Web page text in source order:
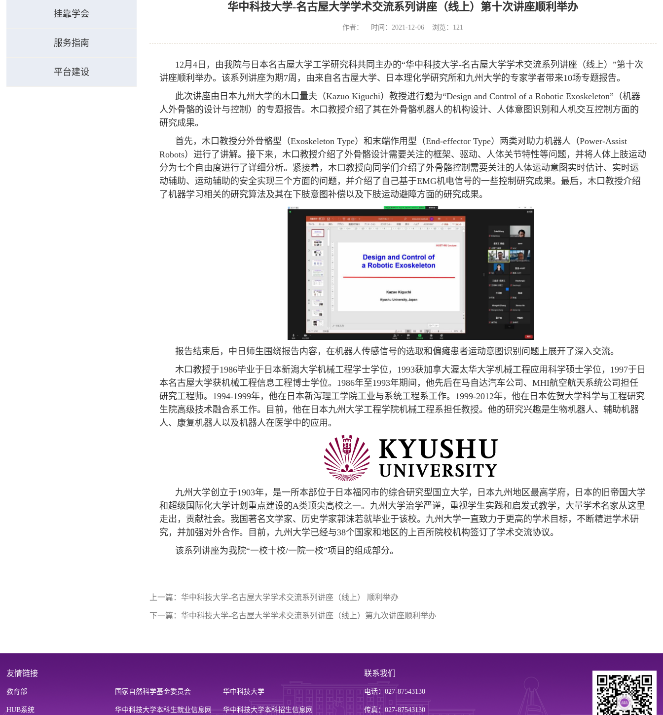
挂靠学会
服务指南
平台建设
华中科技大学-名古屋大学学术交流系列讲座（线上）第十次讲座顺利举办
作者： 时间：2021-12-06 浏览： 121
12月4日，由我院与日本名古屋大学工学研究科共同主办的“华中科技大学-名古屋大学学术交流系列讲座（线上）”第十次
讲座顺利举办。该系列讲座为期7周，由来自名古屋大学、日本理化学研究所和九州大学的专家学者带来10场专题报告。
此次讲座由日本九州大学的木口量夫（Kazuo Kiguchi）教授进行题为“Design and Control of a Robotic Exoskeleton”（机器
人外骨骼的设计与控制）的专题报告。木口教授介绍了其在外骨骼机器人的机构设计、人体意图识别和人机交互控制方面的
研究成果。
首先，木口教授分外骨骼型（Exoskeleton Type）和末端作用型（End-effector Type）两类对助力机器人（Power-Assist
Robots）进行了讲解。接下来，木口教授介绍了外骨骼设计需要关注的框架、驱动、人体关节特性等问题，并将人体上肢运动
分为七个自由度进行了详细分析。紧接着，木口教授向同学们介绍了外骨骼控制需要关注的人体运动意图实时估计、实时运
动辅助、运动辅助的安全实现三个方面的问题，并介绍了自己基于EMG机电信号的一些控制研究成果。最后，木口教授介绍
了机器学习相关的研究算法及其在下肢意图补偿以及下肢运动避障方面的研究成果。
报告结束后，中日师生围绕报告内容，在机器人传感信号的选取和偏瘫患者运动意图识别问题上展开了深入交流。
木口教授于1986毕业于日本新潟大学机械工程学士学位，1993获加拿大渥太华大学机械工程应用科学硕士学位，1997于日
本名古屋大学获机械工程信息工程博士学位。1986年至1993年期间，他先后在马自达汽车公司、MHI航空航天系统公司担任
研究工程师。1994-1999年，他在日本新泻理工学院工业与系统工程系工作。1999-2012年，他在日本佐贺大学科学与工程研究
生院高级技术融合系工作。目前，他在日本九州大学工程学院机械工程系担任教授。他的研究兴趣是生物机器人、辅助机器
人、康复机器人以及机器人在医学中的应用。
九州大学创立于1903年，是一所本部位于日本福冈市的综合研究型国立大学，日本九州地区最高学府，日本的旧帝国大学
和超级国际化大学计划重点建设的A类顶尖高校之一。九州大学治学严谨，重视学生实践和启发式教学，大量学术名家从这里
走出，贡献社会。我国著名文学家、历史学家郭沫若就毕业于该校。九州大学一直致力于更高的学术目标，不断精进学术研
究，并加强对外合作。目前，九州大学已经与38个国家和地区的上百所院校机构签订了学术交流协议。
该系列讲座为我院“一校十校/一院一校”项目的组成部分。
上一篇：华中科技大学-名古屋大学学术交流系列讲座（线上） 顺利举办
下一篇：华中科技大学-名古屋大学学术交流系列讲座（线上）第九次讲座顺利举办
友情链接
教育部 国家自然科学基金委员会 华中科技大学
HUB系统 华中科技大学本科生就业信息网 华中科技大学本科招生信息网
联系我们
电话：027-87543130
传真：027-87543130